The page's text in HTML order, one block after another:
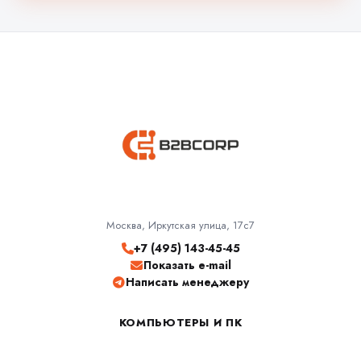
Москва, Иркутская улица, 17с7
+7 (495) 143-45-45
Показать e-mail
Написать менеджеру
КОМПЬЮТЕРЫ И ПК